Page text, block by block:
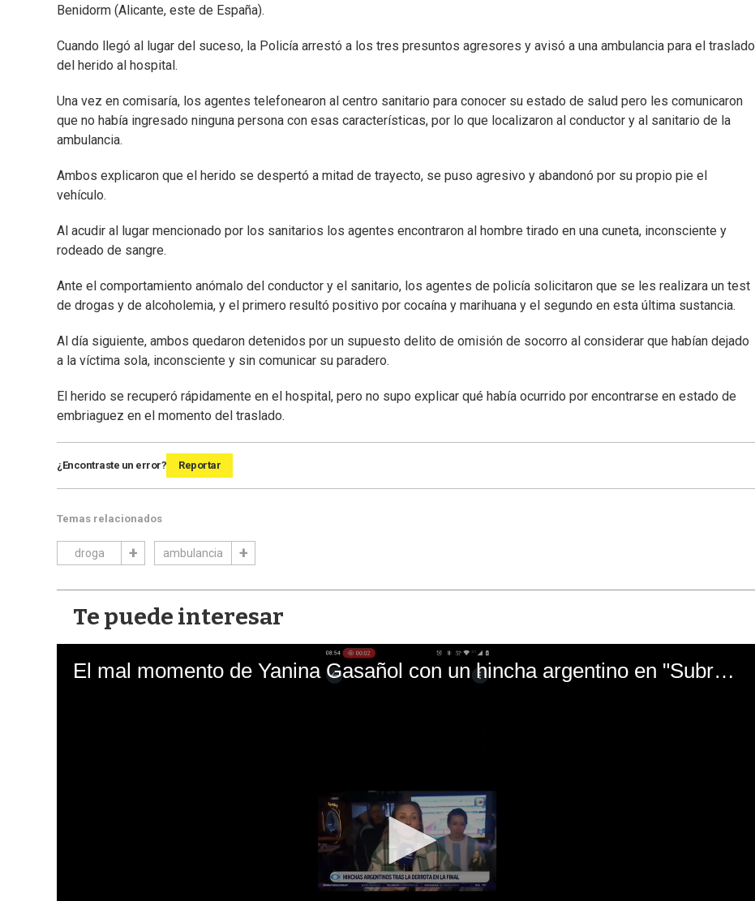
Benidorm (Alicante, este de España).
Cuando llegó al lugar del suceso, la Policía arrestó a los tres presuntos agresores y avisó a una ambulancia para el traslado
del herido al hospital.
Una vez en comisaría, los agentes telefonearon al centro sanitario para conocer su estado de salud pero les comunicaron
que no había ingresado ninguna persona con esas características, por lo que localizaron al conductor y al sanitario de la
ambulancia.
Ambos explicaron que el herido se despertó a mitad de trayecto, se puso agresivo y abandonó por su propio pie el
vehículo.
Al acudir al lugar mencionado por los sanitarios los agentes encontraron al hombre tirado en una cuneta, inconsciente y
rodeado de sangre.
Ante el comportamiento anómalo del conductor y el sanitario, los agentes de policía solicitaron que se les realizara un test
de drogas y de alcoholemia, y el primero resultó positivo por cocaína y marihuana y el segundo en esta última sustancia.
Al día siguiente, ambos quedaron detenidos por un supuesto delito de omisión de socorro al considerar que habían dejado
a la víctima sola, inconsciente y sin comunicar su paradero.
El herido se recuperó rápidamente en el hospital, pero no supo explicar qué había ocurrido por encontrarse en estado de
embriaguez en el momento del traslado.
¿Encontraste un error? Reportar
Temas relacionados
droga ambulancia
Te puede interesar
El mal momento de Yanina Gasañol con un hincha argentino en "Subrayado"